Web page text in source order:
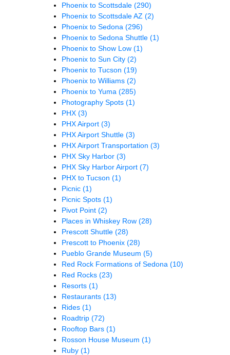
Phoenix to Scottsdale (290)
Phoenix to Scottsdale AZ (2)
Phoenix to Sedona (296)
Phoenix to Sedona Shuttle (1)
Phoenix to Show Low (1)
Phoenix to Sun City (2)
Phoenix to Tucson (19)
Phoenix to Williams (2)
Phoenix to Yuma (285)
Photography Spots (1)
PHX (3)
PHX Airport (3)
PHX Airport Shuttle (3)
PHX Airport Transportation (3)
PHX Sky Harbor (3)
PHX Sky Harbor Airport (7)
PHX to Tucson (1)
Picnic (1)
Picnic Spots (1)
Pivot Point (2)
Places in Whiskey Row (28)
Prescott Shuttle (28)
Prescott to Phoenix (28)
Pueblo Grande Museum (5)
Red Rock Formations of Sedona (10)
Red Rocks (23)
Resorts (1)
Restaurants (13)
Rides (1)
Roadtrip (72)
Rooftop Bars (1)
Rosson House Museum (1)
Ruby (1)